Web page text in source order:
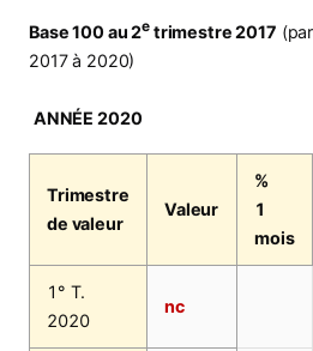
Base 100 au 2e trimestre 2017
2017 à 2020)
ANNÉE 2020
Trimestre
de valeur
Valeur
%
1
mois
1° T.
2020
nc